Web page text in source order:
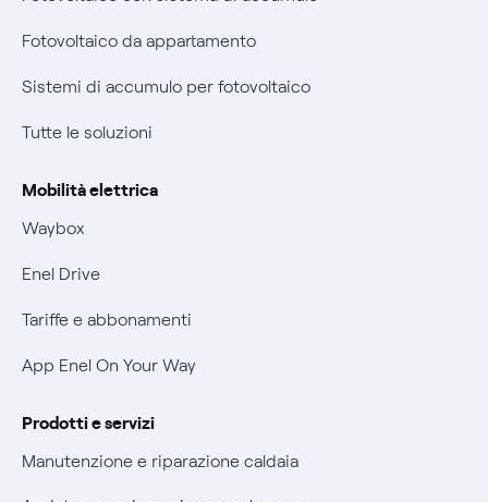
Certificazioni
Nuove regole europee per la protezione dei dati
Offerte Placet non vulnerabili
Mobilità Elettrica
Phishing e truffe online
Verifica chi ti ha chiamato
Agevolazione utenti con disabilità per offerte Fibra
Fotovoltaico da appartamento
Sistemi di accumulo per fotovoltaico
Tutte le soluzioni
Mobilità elettrica
Waybox
Enel Drive
Tariffe e abbonamenti
App Enel On Your Way
Prodotti e servizi
Manutenzione e riparazione caldaia